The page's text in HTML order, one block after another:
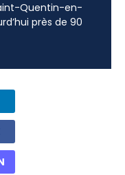
Quentin-en-
près de 90